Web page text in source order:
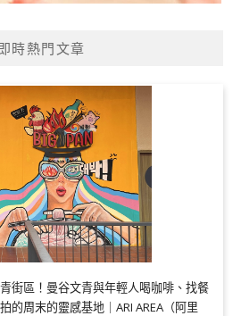
時熱門文章
街區！曼谷文青與年輕人喝咖啡、找餐
的周末的靈感基地｜ARI AREA（阿里